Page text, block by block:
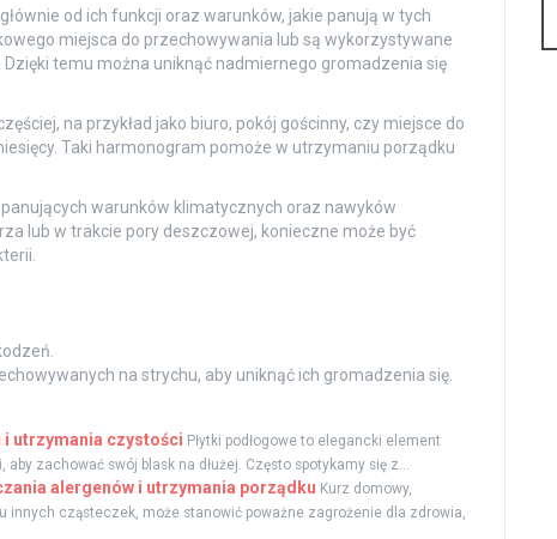
od ich funkcji oraz warunków, jakie panują w tych
miejsca do przechowywania lub są wykorzystywane
temu można uniknąć nadmiernego gromadzenia się
na przykład jako biuro, pokój gościnny, czy miejsce do
Taki harmonogram pomoże w utrzymaniu porządku
warunków klimatycznych oraz nawyków
lub w trakcie pory deszczowej, konieczne może być
na strychu, aby uniknąć ich gromadzenia się.
i utrzymania czystości Płytki podłogowe to elegancki element
zachować swój blask na dłużej. Często spotykamy się z...
alergenów i utrzymania porządku Kurz domowy,
innych cząsteczek, może stanowić poważne zagrożenie dla zdrowia,